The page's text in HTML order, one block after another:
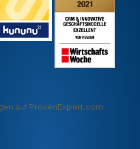
auf ProvenExpert.com